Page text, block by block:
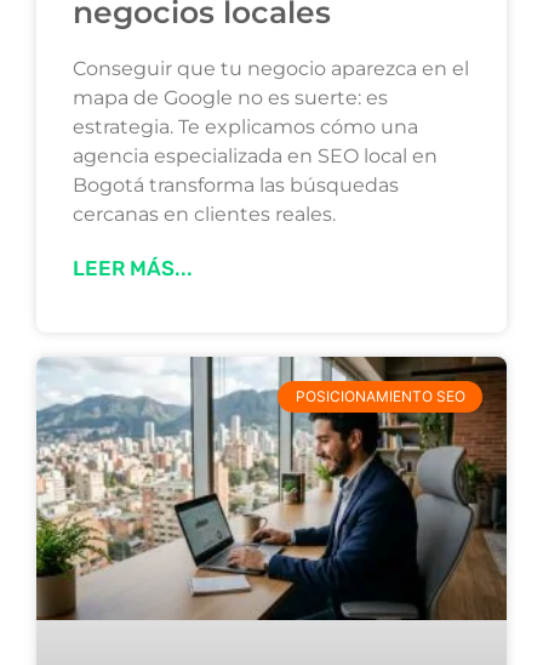
negocios locales
Conseguir que tu negocio aparezca en el
mapa de Google no es suerte: es
estrategia. Te explicamos cómo una
agencia especializada en SEO local en
Bogotá transforma las búsquedas
cercanas en clientes reales.
LEER MÁS...
POSICIONAMIENTO SEO